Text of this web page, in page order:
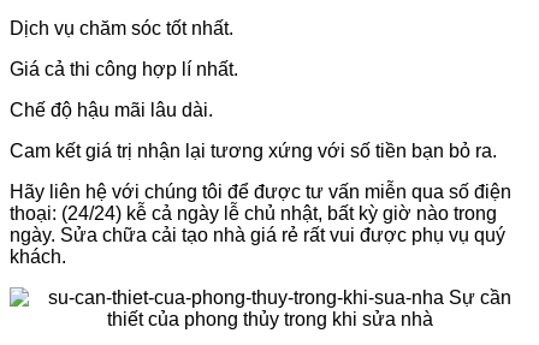
Dịch vụ chăm sóc tốt nhất.
Giá cả thi công hợp lí nhất.
Chế độ hậu mãi lâu dài.
Cam kết giá trị nhận lại tương xứng với số tiền bạn bỏ ra.
Hãy liên hệ với chúng tôi để được tư vấn miễn qua số điện
thoại: (24/24) kễ cả ngày lễ chủ nhật, bất kỳ giờ nào trong
ngày. Sửa chữa cải tạo nhà giá rẻ rất vui được phụ vụ quý
khách.